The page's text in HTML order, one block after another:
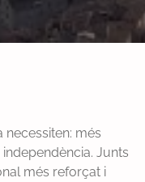
necessiten: més
Junts
més reforçat i